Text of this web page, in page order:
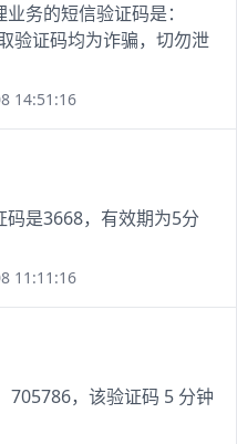
务的短信验证码是：
验证码均为诈骗，切勿泄
14:51:16
码是3668，有效期为5分
11:11:16
705786，该验证码 5 分钟